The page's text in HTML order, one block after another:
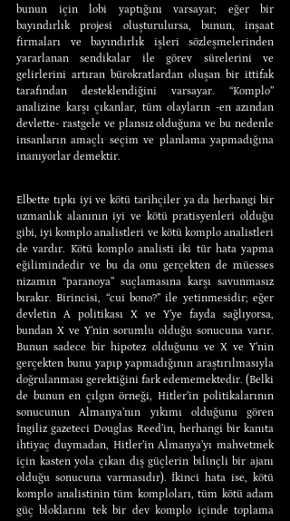
bunun için lobi yaptığını varsayar; eğer bir
bayındırlık projesi oluşturulursa, bunun, inşaat
firmaları ve bayındırlık işleri sözleşmelerinden
yararlanan sendikalar ile görev sürelerini ve
gelirlerini artıran bürokratlardan oluşan bir ittifak
tarafından desteklendiğini varsayar. “Komplo”
analizine karşı çıkanlar, tüm olayların -en azından
devlette- rastgele ve plansız olduğuna ve bu nedenle
insanların amaçlı seçim ve planlama yapmadığına
inanıyorlar demektir.
Elbette tıpkı iyi ve kötü tarihçiler ya da herhangi bir
uzmanlık alanının iyi ve kötü pratisyenleri olduğu
gibi, iyi komplo analistleri ve kötü komplo analistleri
de vardır. Kötü komplo analisti iki tür hata yapma
eğilimindedir ve bu da onu gerçekten de müesses
nizamın “paranoya” suçlamasına karşı savunmasız
bırakır. Birincisi, “cui bono?” ile yetinmesidir; eğer
devletin A politikası X ve Y’ye fayda sağlıyorsa,
bundan X ve Y’nin sorumlu olduğu sonucuna varır.
Bunun sadece bir hipotez olduğunu ve X ve Y’nin
gerçekten bunu yapıp yapmadığının araştırılmasıyla
doğrulanması gerektiğini fark edememektedir. (Belki
de bunun en çılgın örneği, Hitler’in politikalarının
sonucunun Almanya’nın yıkımı olduğunu gören
İngiliz gazeteci Douglas Reed’in, herhangi bir kanıta
ihtiyaç duymadan, Hitler’in Almanya’yı mahvetmek
için kasten yola çıkan dış güçlerin bilinçli bir ajanı
olduğu sonucuna varmasıdır). İkinci hata ise, kötü
komplo analistinin tüm komploları, tüm kötü adam
güç bloklarını tek bir dev komplo içinde toplama